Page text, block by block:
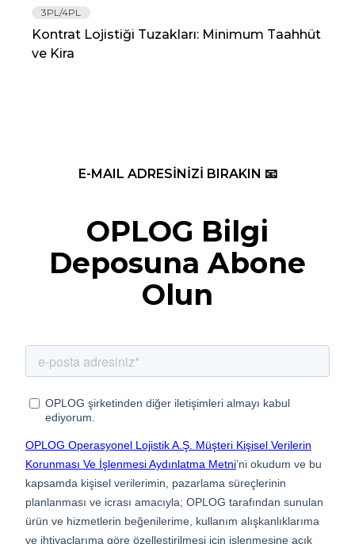
3PL/4PL
Kontrat Lojistiği Tuzakları: Minimum Taahhüt
ve Kira
E-MAIL ADRESİNİZİ BIRAKIN 📧
OPLOG Bilgi
Deposuna Abone
Olun